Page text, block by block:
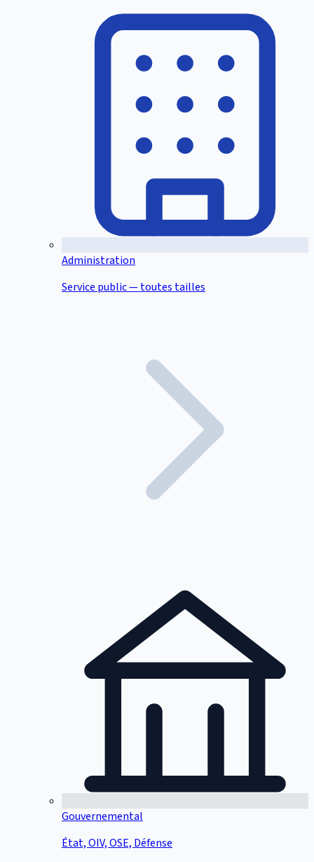
Administration
Service public — toutes tailles
Gouvernemental
État, OIV, OSE, Défense